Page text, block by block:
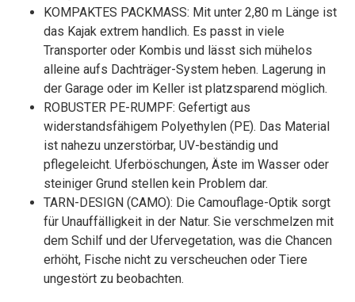
KOMPAKTES PACKMASS: Mit unter 2,80 m Länge ist
das Kajak extrem handlich. Es passt in viele
Transporter oder Kombis und lässt sich mühelos
alleine aufs Dachträger-System heben. Lagerung in
der Garage oder im Keller ist platzsparend möglich.
ROBUSTER PE-RUMPF: Gefertigt aus
widerstandsfähigem Polyethylen (PE). Das Material
ist nahezu unzerstörbar, UV-beständig und
pflegeleicht. Uferböschungen, Äste im Wasser oder
steiniger Grund stellen kein Problem dar.
TARN-DESIGN (CAMO): Die Camouflage-Optik sorgt
für Unauffälligkeit in der Natur. Sie verschmelzen mit
dem Schilf und der Ufervegetation, was die Chancen
erhöht, Fische nicht zu verscheuchen oder Tiere
ungestört zu beobachten.